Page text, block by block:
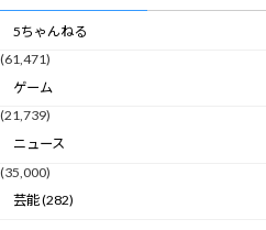
5ちゃんねる
(61,471)
ゲーム
(21,739)
ニュース
(35,000)
芸能 (282)